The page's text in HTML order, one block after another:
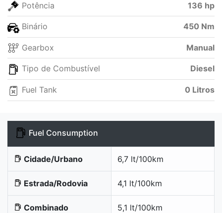
Potência 136 hp
Binário 450 Nm
Gearbox Manual
Tipo de Combustível Diesel
Fuel Tank 0 Litros
Fuel Consumption
Cidade/Urbano 6,7 lt/100km
Estrada/Rodovia 4,1 lt/100km
Combinado 5,1 lt/100km